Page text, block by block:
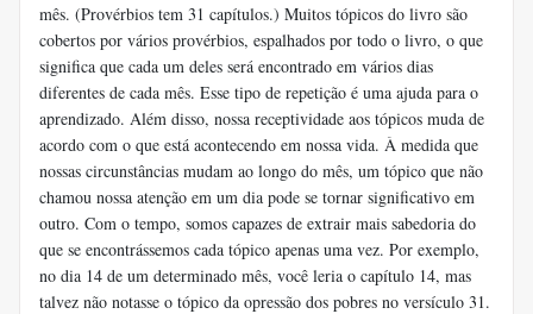
mês. (Provérbios tem 31 capítulos.) Muitos tópicos do livro são
cobertos por vários provérbios, espalhados por todo o livro, o que
significa que cada um deles será encontrado em vários dias
diferentes de cada mês. Esse tipo de repetição é uma ajuda para o
aprendizado. Além disso, nossa receptividade aos tópicos muda de
acordo com o que está acontecendo em nossa vida. À medida que
nossas circunstâncias mudam ao longo do mês, um tópico que não
chamou nossa atenção em um dia pode se tornar significativo em
outro. Com o tempo, somos capazes de extrair mais sabedoria do
que se encontrássemos cada tópico apenas uma vez. Por exemplo,
no dia 14 de um determinado mês, você leria o capítulo 14, mas
talvez não notasse o tópico da opressão dos pobres no versículo 31.